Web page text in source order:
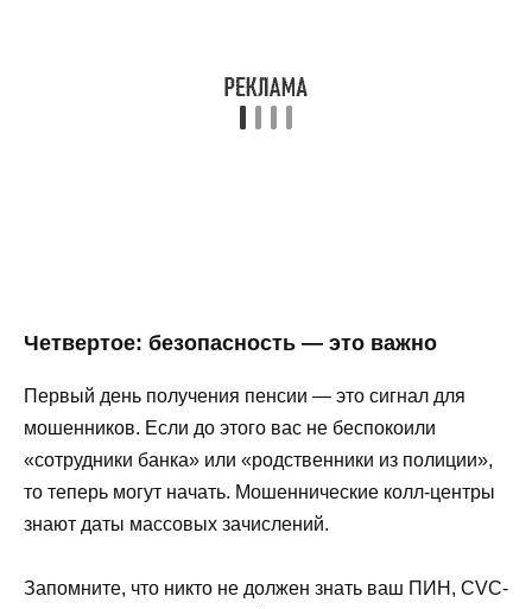
Четвертое: безопасность — это важно
Первый день получения пенсии — это сигнал для
мошенников. Если до этого вас не беспокоили
«сотрудники банка» или «родственники из полиции»,
то теперь могут начать. Мошеннические колл-центры
знают даты массовых зачислений.
Запомните, что никто не должен знать ваш ПИН, CVC-